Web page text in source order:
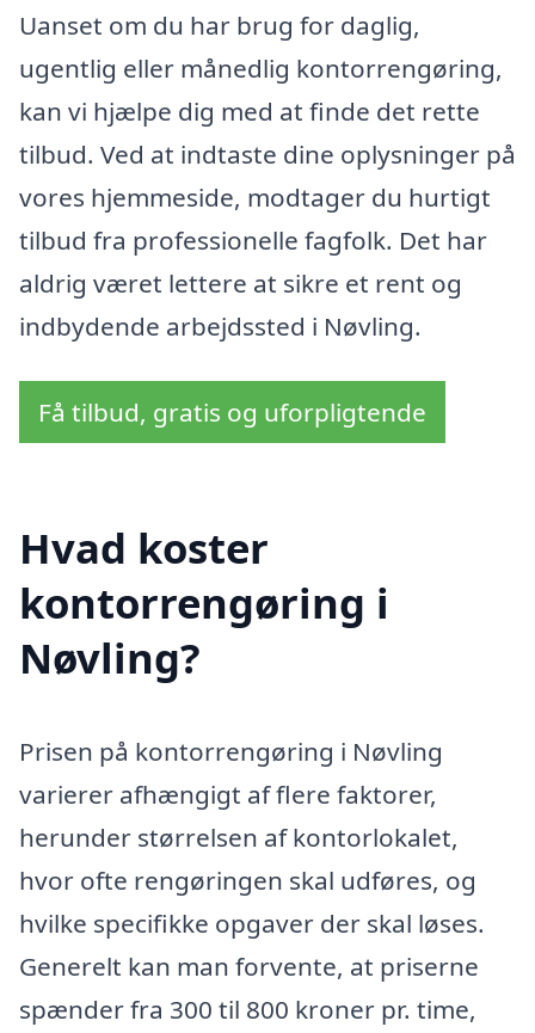
Uanset om du har brug for daglig,
ugentlig eller månedlig kontorrengøring,
kan vi hjælpe dig med at finde det rette
tilbud. Ved at indtaste dine oplysninger på
vores hjemmeside, modtager du hurtigt
tilbud fra professionelle fagfolk. Det har
aldrig været lettere at sikre et rent og
indbydende arbejdssted i Nøvling.
Få tilbud, gratis og uforpligtende
Hvad koster
kontorrengøring i
Nøvling?
Prisen på kontorrengøring i Nøvling
varierer afhængigt af flere faktorer,
herunder størrelsen af kontorlokalet,
hvor ofte rengøringen skal udføres, og
hvilke specifikke opgaver der skal løses.
Generelt kan man forvente, at priserne
spænder fra 300 til 800 kroner pr. time,